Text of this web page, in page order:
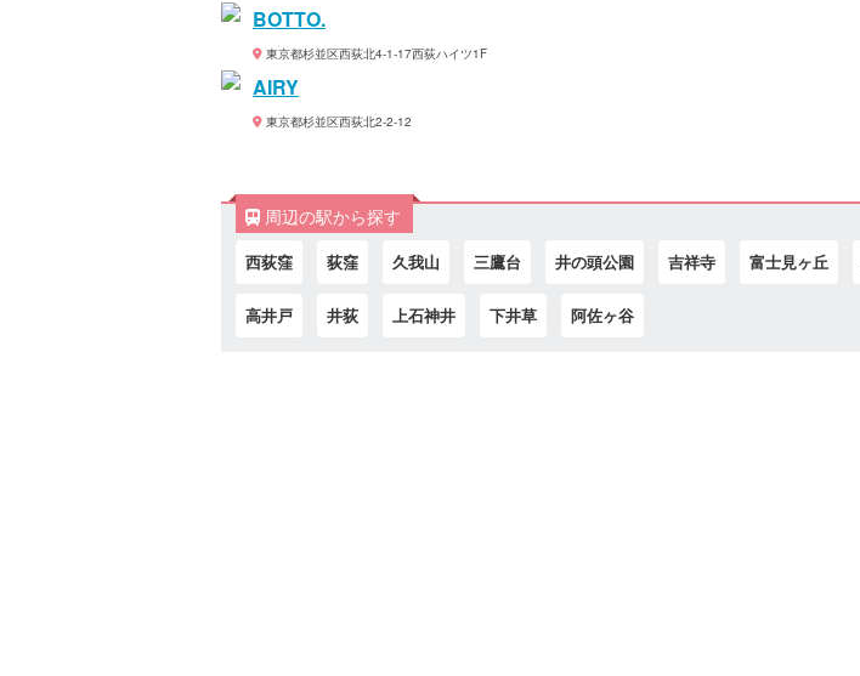
BOTTO.
東京都杉並区西荻北4-1-17西荻ハイツ1F
AIRY
東京都杉並区西荻北2-2-12
周辺の駅から探す
西荻窪 荻窪 久我山 三鷹台 井の頭公園 吉祥寺 富士見ヶ丘
高井戸 井荻 上石神井 下井草 阿佐ヶ谷